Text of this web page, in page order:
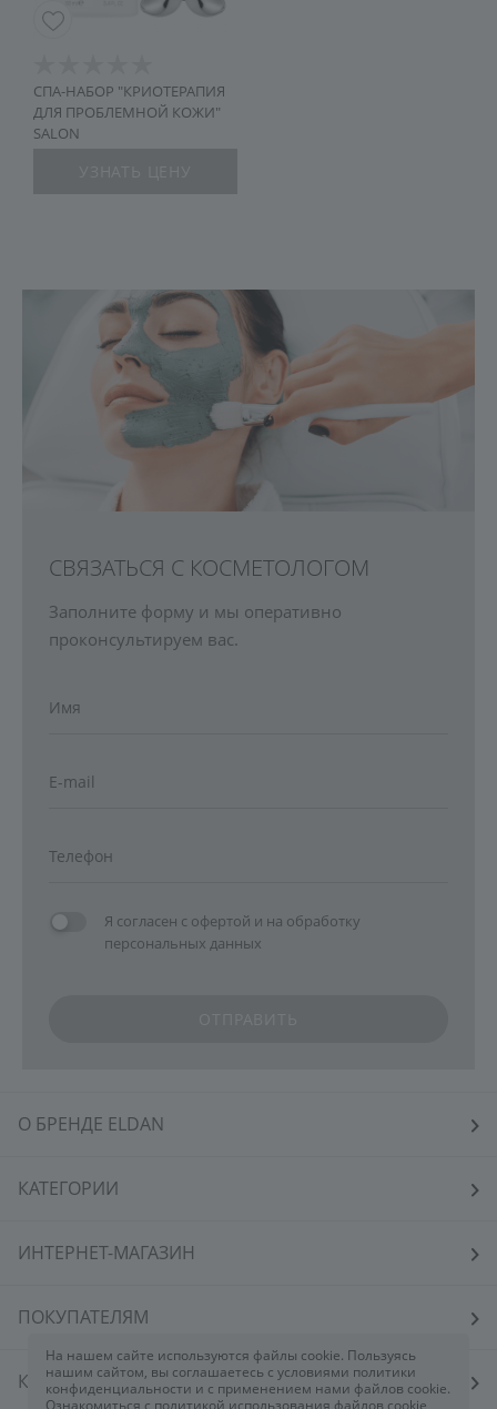
СПА-НАБОР "КРИОТЕРАПИЯ
ДЛЯ ПРОБЛЕМНОЙ КОЖИ"
SALON
СВЯЗАТЬСЯ С КОСМЕТОЛОГОМ
Заполните форму и мы оперативно
проконсультируем вас.
Я согласен с офертой и на обработку
персональных данных
На нашем сайте используются файлы cookie. Пользуясь
нашим сайтом, вы соглашаетесь с условиями политики
конфиденциальности и с применением нами файлов cookie.
Ознакомиться с политикой использования файлов cookie
О БРЕНДЕ ELDAN
КАТЕГОРИИ
ИНТЕРНЕТ-МАГАЗИН
ПОКУПАТЕЛЯМ
КОСМЕТОЛОГАМ